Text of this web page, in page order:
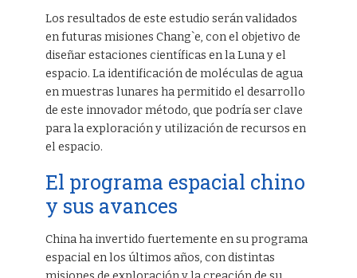
Los resultados de este estudio serán validados
en futuras misiones Chang`e, con el objetivo de
diseñar estaciones científicas en la Luna y el
espacio. La identificación de moléculas de agua
en muestras lunares ha permitido el desarrollo
de este innovador método, que podría ser clave
para la exploración y utilización de recursos en
el espacio.
El programa espacial chino
y sus avances
China ha invertido fuertemente en su programa
espacial en los últimos años, con distintas